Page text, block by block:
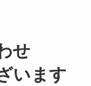
せ
います